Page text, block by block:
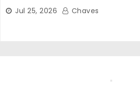
Jul 25, 2026 Chaves